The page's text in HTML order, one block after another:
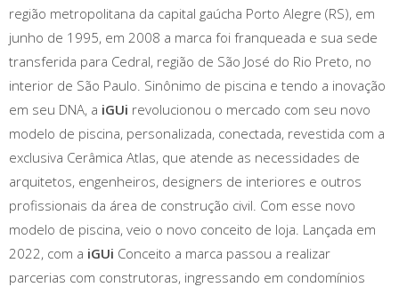
região metropolitana da capital gaúcha Porto Alegre (RS), em
junho de 1995, em 2008 a marca foi franqueada e sua sede
transferida para Cedral, região de São José do Rio Preto, no
interior de São Paulo. Sinônimo de piscina e tendo a inovação
em seu DNA, a iGUi revolucionou o mercado com seu novo
modelo de piscina, personalizada, conectada, revestida com a
exclusiva Cerâmica Atlas, que atende as necessidades de
arquitetos, engenheiros, designers de interiores e outros
profissionais da área de construção civil. Com esse novo
modelo de piscina, veio o novo conceito de loja. Lançada em
2022, com a iGUi Conceito a marca passou a realizar
parcerias com construtoras, ingressando em condomínios